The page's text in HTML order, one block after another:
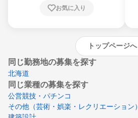
崎県、熊本県、大分県、宮崎県、鹿児島県、
お気に入り
トップページへ
同じ勤務地の募集を探す
北海道
同じ業種の募集を探す
公営競技・パチンコ
その他（芸術・娯楽・レクリエーション）